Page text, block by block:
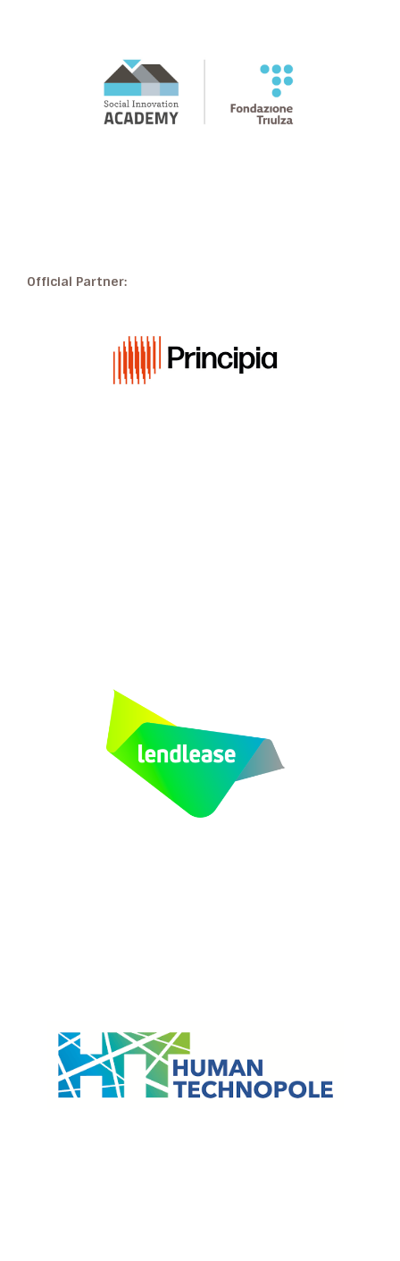
Official Partner: